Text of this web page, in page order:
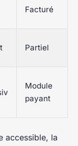
Facturé
Partiel
Module
payant
accessible, la